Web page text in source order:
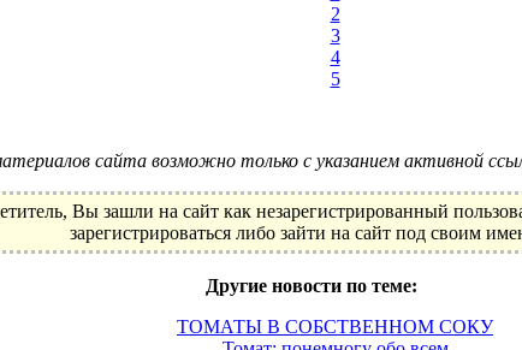
2
3
4
5
сайта возможно только с указанием активной
Вы зашли на сайт как незарегистрированный
зарегистрироваться либо зайти на сайт под своим
Другие новости по теме:
ТОМАТЫ В СОБСТВЕННОМ СОКУ